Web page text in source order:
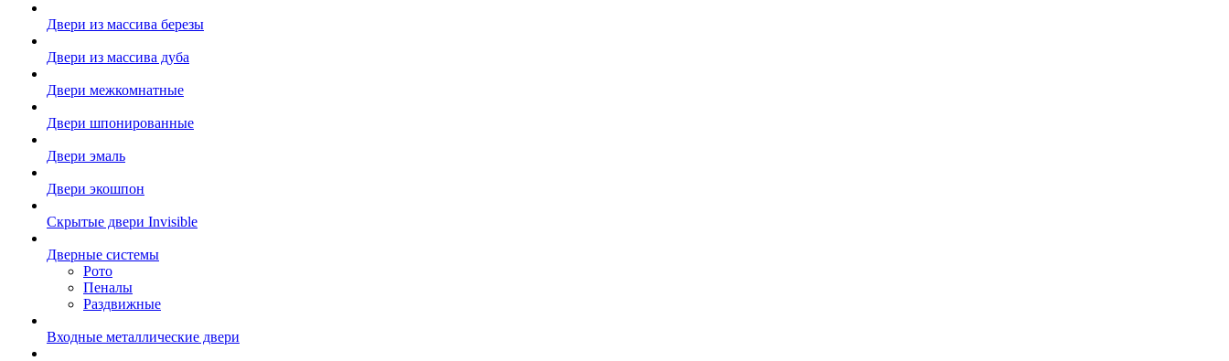
Двери из массива березы
Двери из массива дуба
Двери межкомнатные
Двери шпонированные
Двери эмаль
Двери экошпон
Скрытые двери Invisible
Дверные системы
Рото
Пеналы
Раздвижные
Входные металлические двери